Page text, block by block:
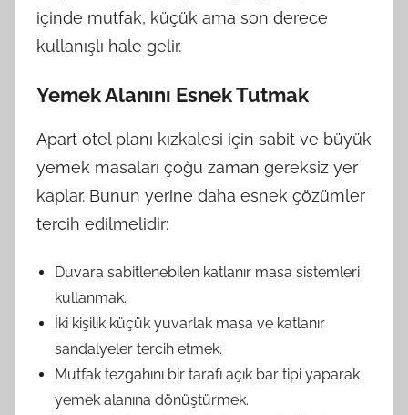
içinde mutfak, küçük ama son derece
kullanışlı hale gelir.
Yemek Alanını Esnek Tutmak
Apart otel planı kızkalesi için sabit ve büyük
yemek masaları çoğu zaman gereksiz yer
kaplar. Bunun yerine daha esnek çözümler
tercih edilmelidir:
Duvara sabitlenebilen katlanır masa sistemleri
kullanmak.
İki kişilik küçük yuvarlak masa ve katlanır
sandalyeler tercih etmek.
Mutfak tezgahını bir tarafı açık bar tipi yaparak
yemek alanına dönüştürmek.